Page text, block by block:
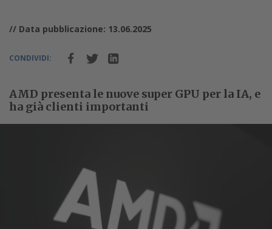
// Data pubblicazione: 13.06.2025
CONDIVIDI:
AMD presenta le nuove super GPU per la IA, e
ha già clienti importanti